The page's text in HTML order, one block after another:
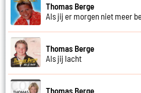
Thomas Berge
Als jij er morgen niet meer
Thomas Berge
Als jij lacht
Thomas Berge